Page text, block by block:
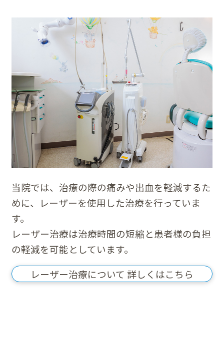
当院では、治療の際の痛みや出血を軽減するた
めに、レーザーを使用した治療を行っていま
す。
レーザー治療は治療時間の短縮と患者様の負担
の軽減を可能としています。
レーザー治療について 詳しくはこちら